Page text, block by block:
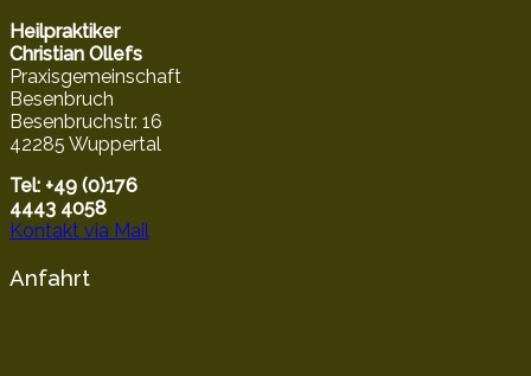
Heilpraktiker
Christian Ollefs
Praxisgemeinschaft
Besenbruch
Besenbruchstr. 16
42285 Wuppertal
Tel: +49 (0)176
4443 4058
Kontakt via Mail
Anfahrt